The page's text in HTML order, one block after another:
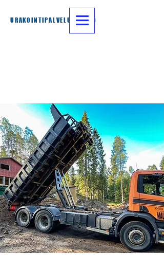
URAKOINTIPALVELU MAUNO